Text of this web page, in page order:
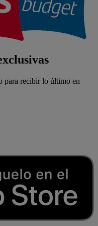
para recibir lo último en